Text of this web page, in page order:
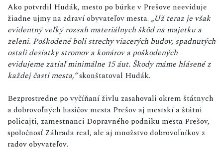
Ako potvrdil Hudák, mesto po búrke v Prešove neeviduje
žiadne ujmy na zdraví obyvateľov mesta. „Už teraz je však
evidentný veľký rozsah materiálnych škôd na majetku a
zeleni. Poškodené boli strechy viacerých budov, spadnutých
ostali desiatky stromov a konárov a poškodených
evidujeme zatiaľ minimálne 15 áut. Škody máme hlásené z
každej časti mesta,“skonštatoval Hudák.
Bezprostredne po vyčíňaní živlu zasahovali okrem štátnych
a dobrovoľných hasičov mesta Prešov aj mestskí a štátni
policajti, zamestnanci Dopravného podniku mesta Prešov,
spoločnosť Záhrada real, ale aj množstvo dobrovoľníkov z
radov obyvateľov.